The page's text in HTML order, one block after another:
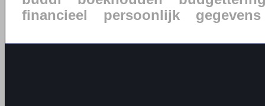
financieel
persoonlijk gegevens